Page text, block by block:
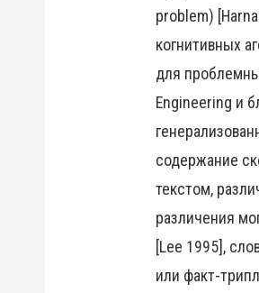
problem)
когнитивных
для
Engineering и
содержание
текстом,
различения
[Lee 1995],
или факт-